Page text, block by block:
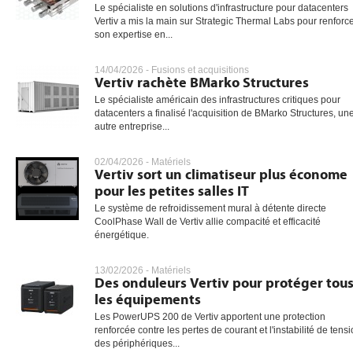
Le spécialiste en solutions d'infrastructure pour datacenters
Vertiv a mis la main sur Strategic Thermal Labs pour
son expertise en...
14/04/2026 - Fusions et acquisitions
Vertiv rachète BMarko Structures
Le spécialiste américain des infrastructures critiques pour
datacenters a finalisé l'acquisition de BMarko Structures,
autre entreprise...
02/04/2026 - Matériels
Vertiv sort un climatiseur plus économe
pour les petites salles IT
Le système de refroidissement mural à détente directe
CoolPhase Wall de Vertiv allie compacité et efficacité
énergétique.
13/02/2026 - Matériels
Des onduleurs Vertiv pour protéger tous
les équipements
Les PowerUPS 200 de Vertiv apportent une protection
renforcée contre les pertes de courant et l'instabilité de
des périphériques...